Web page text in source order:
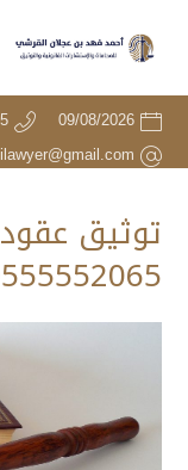
09/08/2026
توثيق